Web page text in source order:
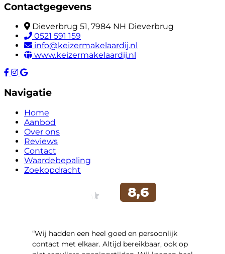
Contactgegevens
Dieverbrug 51, 7984 NH Dieverbrug
0521 591 159
info@keizermakelaardij.nl
www.keizermakelaardij.nl
Navigatie
Home
Aanbod
Over ons
Reviews
Contact
Waardebepaling
Zoekopdracht
“Wij hadden een heel goed en persoonlijk
contact met elkaar. Altijd bereikbaar, ook op